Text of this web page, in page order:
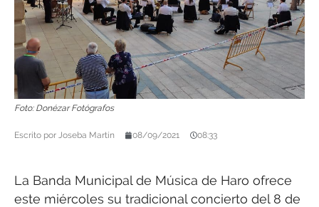
Foto: Donézar Fotógrafos
Escrito por Joseba Martín 08/09/2021 08:33
La Banda Municipal de Música de Haro ofrece
este miércoles su tradicional concierto del 8 de